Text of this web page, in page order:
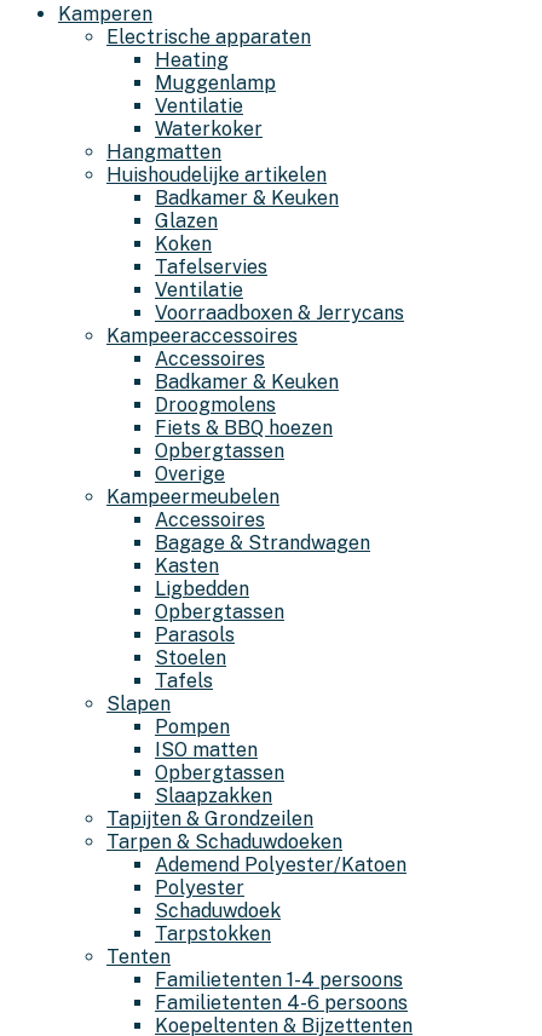
Kamperen
Electrische apparaten
Heating
Muggenlamp
Ventilatie
Waterkoker
Hangmatten
Huishoudelijke artikelen
Badkamer & Keuken
Glazen
Koken
Tafelservies
Ventilatie
Voorraadboxen & Jerrycans
Kampeeraccessoires
Accessoires
Badkamer & Keuken
Droogmolens
Fiets & BBQ hoezen
Opbergtassen
Overige
Kampeermeubelen
Accessoires
Bagage & Strandwagen
Kasten
Ligbedden
Opbergtassen
Parasols
Stoelen
Tafels
Slapen
Pompen
ISO matten
Opbergtassen
Slaapzakken
Tapijten & Grondzeilen
Tarpen & Schaduwdoeken
Ademend Polyester/Katoen
Polyester
Schaduwdoek
Tarpstokken
Tenten
Familietenten 1-4 persoons
Familietenten 4-6 persoons
Koepeltenten & Bijzettenten